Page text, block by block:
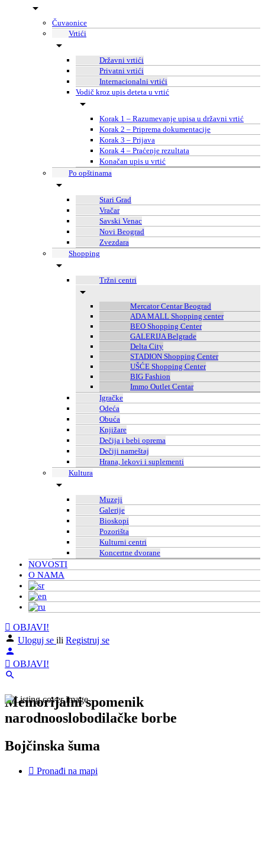
Čuvaonice
Vrtići
Državni vrtići
Privatni vrtići
Internacionalni vrtići
Vodič kroz upis deteta u vrtić
Korak 1 – Razumevanje upisa u državni vrtić
Korak 2 – Priprema dokumentacije
Korak 3 – Prijava
Korak 4 – Praćenje rezultata
Konačan upis u vrtić
Po opštinama
Stari Grad
Vračar
Savski Venac
Novi Beograd
Zvezdara
Shopping
Tržni centri
Mercator Centar Beograd
ADA MALL Shopping center
BEO Shopping Center
GALERIJA Belgrade
Delta City
STADION Shopping Center
UŠĆE Shopping Center
BIG Fashion
Immo Outlet Centar
Igračke
Odeća
Obuća
Knjižare
Dečija i bebi oprema
Dečiji nameštaj
Hrana, lekovi i suplementi
Kultura
Muzeji
Galerije
Bioskopi
Pozorišta
Kulturni centri
Koncertne dvorane
NOVOSTI
O NAMA
OBJAVI!
Uloguj se ili Registruj se
OBJAVI!
Memorijalni spomenik
narodnooslobodilačke borbe
Bojčinska šuma
Pronađi na mapi